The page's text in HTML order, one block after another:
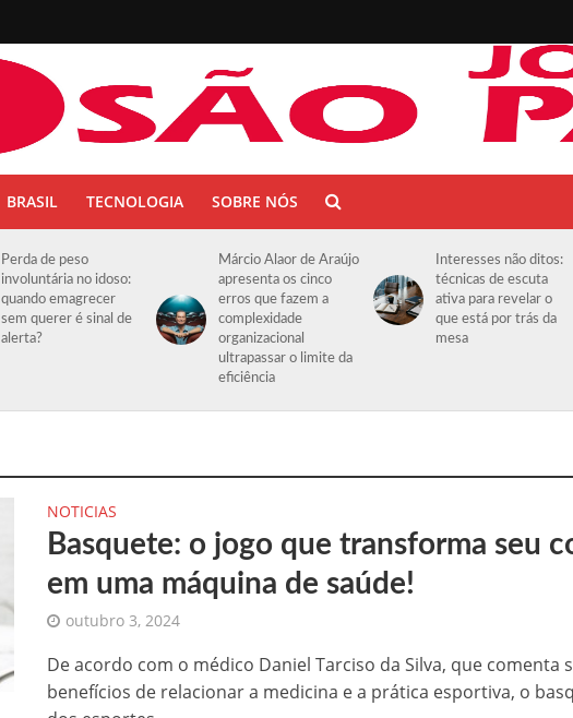
BRASIL TECNOLOGIA SOBRE NÓS
Perda de peso
involuntária no idoso:
quando emagrecer
sem querer é sinal de
alerta?
Márcio Alaor de Araújo
apresenta os cinco
erros que fazem a
complexidade
organizacional
ultrapassar o limite da
eficiência
Interesses não ditos:
técnicas de escuta
ativa para revelar o
que está por trás da
mesa
NOTICIAS
Basquete: o jogo que transforma seu
em uma máquina de saúde!
outubro 3, 2024
De acordo com o médico Daniel Tarciso da Silva, que comenta
benefícios de relacionar a medicina e a prática esportiva, o